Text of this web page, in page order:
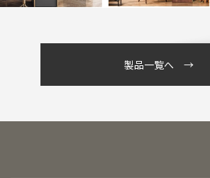
製品一覧へ →